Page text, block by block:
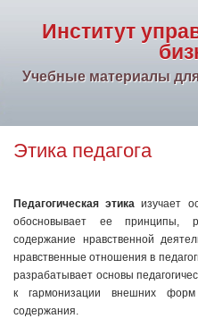
Институт
Учебные материалы
Этика педагога
Педагогическая этика изучает
обосновывает ее принципы,
содержание нравственной
нравственные отношения в
разрабатывает основы
к гармонизации внешних
содержания.